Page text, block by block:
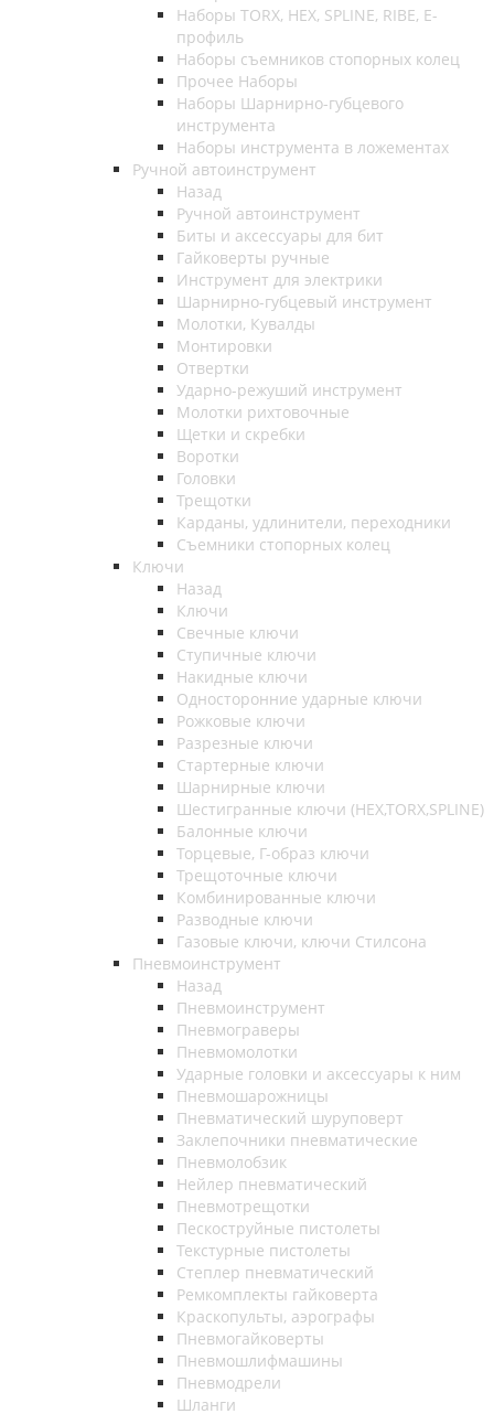
Наборы TORX, HEX, SPLINE, RIBE, E-
профиль
Наборы съемников стопорных колец
Прочее Наборы
Наборы Шарнирно-губцевого
инструмента
Наборы инструмента в ложементах
Ручной автоинструмент
Назад
Ручной автоинструмент
Биты и аксессуары для бит
Гайковерты ручные
Инструмент для электрики
Шарнирно-губцевый инструмент
Молотки, Кувалды
Монтировки
Отвертки
Ударно-режуший инструмент
Молотки рихтовочные
Щетки и скребки
Воротки
Головки
Трещотки
Карданы, удлинители, переходники
Съемники стопорных колец
Ключи
Назад
Ключи
Свечные ключи
Ступичные ключи
Накидные ключи
Односторонние ударные ключи
Рожковые ключи
Разрезные ключи
Стартерные ключи
Шарнирные ключи
Шестигранные ключи (HEX,TORX,SPLINE)
Балонные ключи
Торцевые, Г-образ ключи
Трещоточные ключи
Комбинированные ключи
Разводные ключи
Газовые ключи, ключи Стилсона
Пневмоинструмент
Назад
Пневмоинструмент
Пневмограверы
Пневмомолотки
Ударные головки и аксессуары к ним
Пневмошарожницы
Пневматический шуруповерт
Заклепочники пневматические
Пневмолобзик
Нейлер пневматический
Пневмотрещотки
Пескоструйные пистолеты
Текстурные пистолеты
Степлер пневматический
Ремкомплекты гайковерта
Краскопульты, аэрографы
Пневмогайковерты
Пневмошлифмашины
Пневмодрели
Шланги